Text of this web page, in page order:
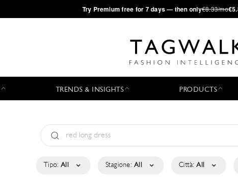
·Try Premium free for 7 days — then only€8.33/mo
TRENDS & INSIGHTS PRODUCTS
Tipo: All Stagione: All Città: All